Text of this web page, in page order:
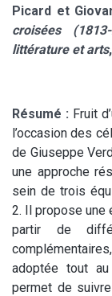
Picard et
croisées
littérature et arts
Résumé : Fruit
l’occasion des
de Giuseppe
une approche
sein de trois
2. Il propose une
partir de
adoptée tout
permet de